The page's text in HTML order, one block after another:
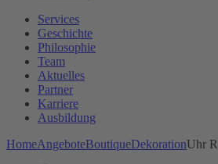
Services
Geschichte
Philosophie
Team
Aktuelles
Partner
Karriere
Ausbildung
HomeAngeboteBoutiqueDekorationUhr